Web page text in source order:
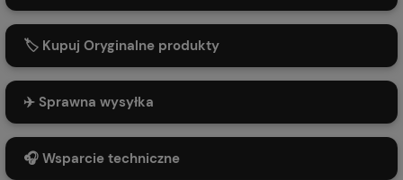
🏷️ Kupuj Oryginalne produkty
✈️ Sprawna wysyłka
🎧 Wsparcie techniczne